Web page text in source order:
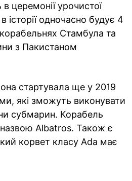
церемонії урочистої
історії одночасно будує 4
Стамбула та
з Пакистаном
стартувала ще у 2019
які зможуть виконувати
субмарин. Корабель
Albatros. Також є
корвет класу Ada має